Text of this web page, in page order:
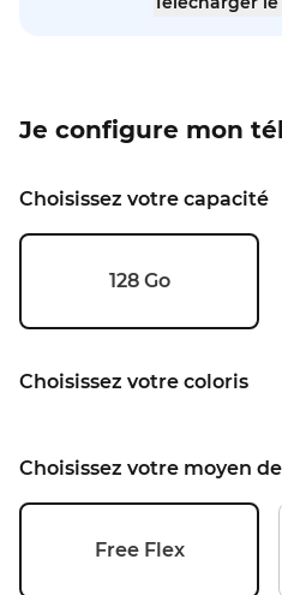
Je configure mon
Choisissez votre capacité
128 Go
Choisissez votre coloris
Choisissez votre moyen
Free Flex